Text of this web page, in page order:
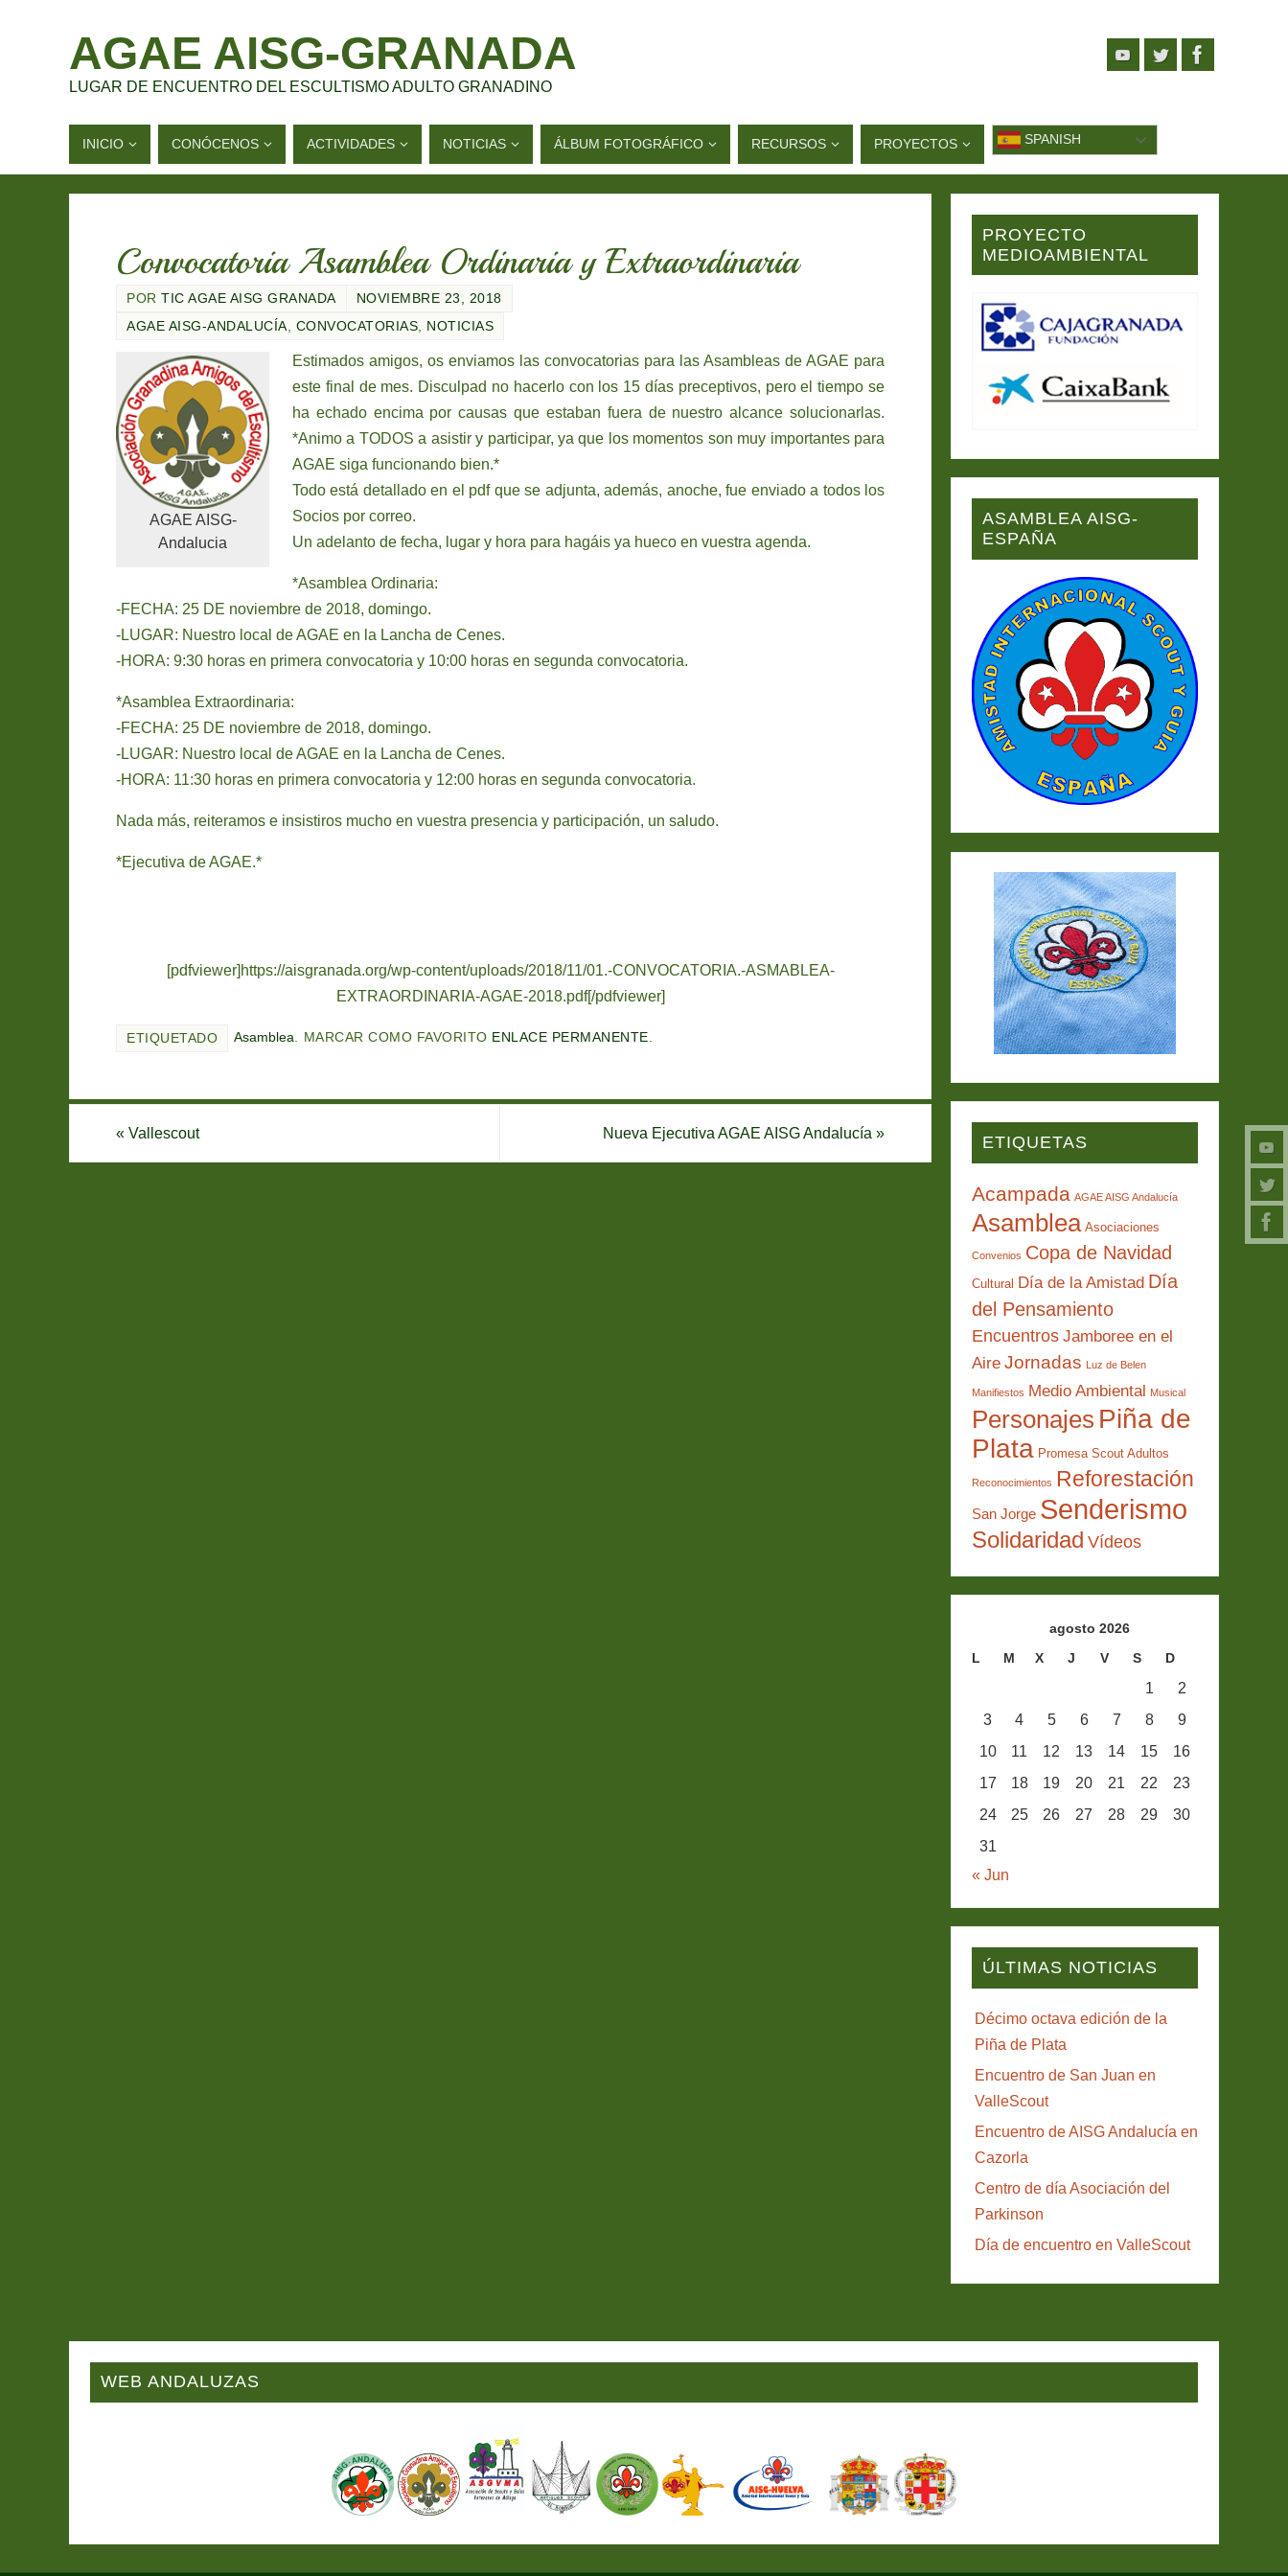
AGAE AISG-GRANADA
LUGAR DE ENCUENTRO DEL ESCULTISMO ADULTO GRANADINO
INICIO CONÓCENOS ACTIVIDADES NOTICIAS ÁLBUM FOTOGRÁFICO RECURSOS PROYECTOS SPANISH
Convocatoria Asamblea Ordinaria y Extraordinaria
POR TIC AGAE AISG GRANADA
NOVIEMBRE 23, 2018
AGAE AISG-ANDALUCÍA, CONVOCATORIAS, NOTICIAS
AGAE AISG-
Andalucia
Estimados amigos, os enviamos las convocatorias para las Asambleas de AGAE para
este final de mes. Disculpad no hacerlo con los 15 días preceptivos, pero el tiempo se
ha echado encima por causas que estaban fuera de nuestro alcance solucionarlas.
*Animo a TODOS a asistir y participar, ya que los momentos son muy importantes para
AGAE siga funcionando bien.*
Todo está detallado en el pdf que se adjunta, además, anoche, fue enviado a todos los
Socios por correo.
Un adelanto de fecha, lugar y hora para hagáis ya hueco en vuestra agenda.
*Asamblea Ordinaria:
-FECHA: 25 DE noviembre de 2018, domingo.
-LUGAR: Nuestro local de AGAE en la Lancha de Cenes.
-HORA: 9:30 horas en primera convocatoria y 10:00 horas en segunda convocatoria.
*Asamblea Extraordinaria:
-FECHA: 25 DE noviembre de 2018, domingo.
-LUGAR: Nuestro local de AGAE en la Lancha de Cenes.
-HORA: 11:30 horas en primera convocatoria y 12:00 horas en segunda convocatoria.
Nada más, reiteramos e insistiros mucho en vuestra presencia y participación, un saludo.
*Ejecutiva de AGAE.*
[pdfviewer]https://aisgranada.org/wp-content/uploads/2018/11/01.-CONVOCATORIA.-ASMABLEA-
EXTRAORDINARIA-AGAE-2018.pdf[/pdfviewer]
ETIQUETADO Asamblea. MARCAR COMO FAVORITO ENLACE PERMANENTE.
« Vallescout Nueva Ejecutiva AGAE AISG Andalucía »
PROYECTO
MEDIOAMBIENTAL
ASAMBLEA AISG-
ESPAÑA
ETIQUETAS
Acampada AGAE AISG Andalucía
Asamblea Asociaciones
Convenios Copa de Navidad
Cultural Día de la Amistad Día
del Pensamiento
Encuentros Jamboree en el
Aire Jornadas Luz de Belen
Manifiestos Medio Ambiental Musical
Personajes Piña de
Plata Promesa Scout Adultos
Reconocimientos Reforestación
San Jorge Senderismo
Solidaridad Vídeos
agosto 2026
L
M X J V S D
1
2
3
4 5 6 7 8
9
10
11 12 13 14 15
16
17
18 19 20 21 22
23
24
25 26 27 28 29
30
31
« Jun
ÚLTIMAS NOTICIAS
Décimo octava edición de la
Piña de Plata
Encuentro de San Juan en
ValleScout
Encuentro de AISG Andalucía en
Cazorla
Centro de día Asociación del
Parkinson
Día de encuentro en ValleScout
WEB ANDALUZAS